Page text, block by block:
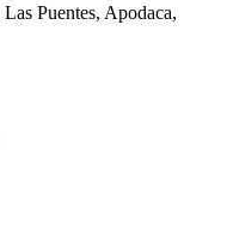
Puentes, Apodaca,